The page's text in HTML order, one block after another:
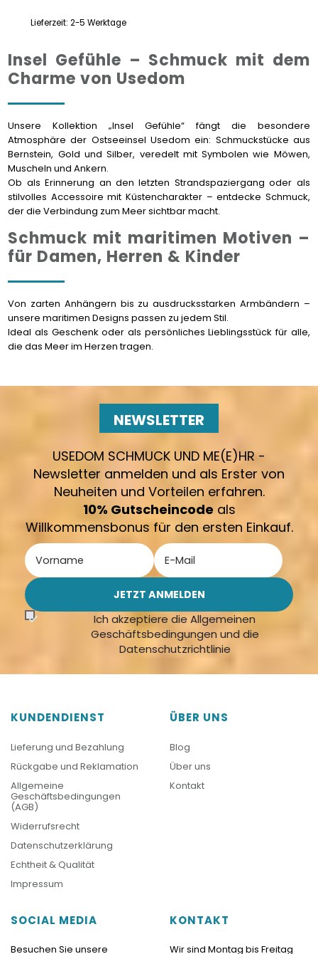
Lieferzeit: 2-5 Werktage
Insel Gefühle – Schmuck mit dem
Charme von Usedom
Unsere Kollektion „Insel Gefühle“ fängt die besondere
Atmosphäre der Ostseeinsel Usedom ein: Schmuckstücke aus
Bernstein, Gold und Silber, veredelt mit Symbolen wie Möwen,
Muscheln und Ankern.
Ob als Erinnerung an den letzten Strandspaziergang oder als
stilvolles Accessoire mit Küstencharakter – entdecke Schmuck,
der die Verbindung zum Meer sichtbar macht.
Schmuck mit maritimen Motiven –
für Damen, Herren & Kinder
Von zarten Anhängern bis zu ausdrucksstarken Armbändern –
unsere maritimen Designs passen zu jedem Stil.
Ideal als Geschenk oder als persönliches Lieblingsstück für alle,
die das Meer im Herzen tragen.
NEWSLETTER
USEDOM SCHMUCK UND ME(E)HR -
Newsletter anmelden und als Erster von
Neuheiten und Vorteilen erfahren.
10% Gutscheincodeals
Willkommensbonus für den ersten Einkauf.
Ich akzeptiere die Allgemeinen
Geschäftsbedingungen und die
Datenschutzrichtlinie
KUNDENDIENST
Lieferung und Bezahlung
Rückgabe und Reklamation
Allgemeine
Geschäftsbedingungen
(AGB)
Widerrufsrecht
Datenschutzerklärung
Echtheit & Qualität
Impressum
ÜBER UNS
Blog
Über uns
Kontakt
SOCIAL MEDIA
Besuchen Sie unsere
KONTAKT
Wir sind Montag bis Freitag